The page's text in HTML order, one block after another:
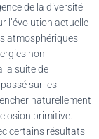
de la diversité
l’évolution actuelle
atmosphériques
non-
la suite de
sur les
naturellement
primitive.
certains résultats